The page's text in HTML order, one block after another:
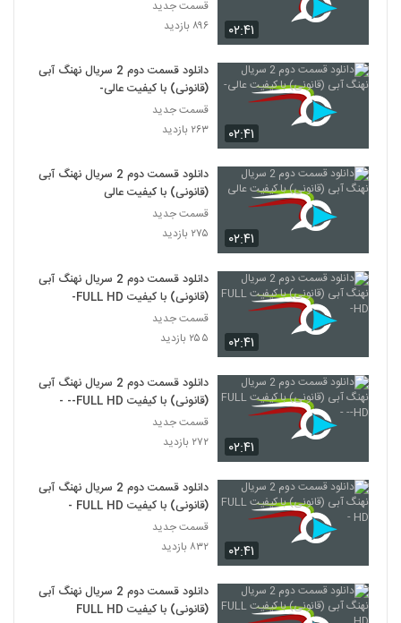
۰۲:۴۱
قسمت جدید
۸۹۶ بازدید
۰۲:۴۱
دانلود قسمت دوم 2 سریال نهنگ آبی
(قانونی) با کیفیت عالی-
قسمت جدید
۲۶۳ بازدید
۰۲:۴۱
دانلود قسمت دوم 2 سریال نهنگ آبی
(قانونی) با کیفیت عالی
قسمت جدید
۲۷۵ بازدید
۰۲:۴۱
دانلود قسمت دوم 2 سریال نهنگ آبی
(قانونی) با کیفیت FULL HD-
قسمت جدید
۲۵۵ بازدید
۰۲:۴۱
دانلود قسمت دوم 2 سریال نهنگ آبی
(قانونی) با کیفیت FULL HD-- -
قسمت جدید
۲۷۲ بازدید
۰۲:۴۱
دانلود قسمت دوم 2 سریال نهنگ آبی
(قانونی) با کیفیت FULL HD -
قسمت جدید
۸۳۲ بازدید
دانلود قسمت دوم 2 سریال نهنگ آبی
(قانونی) با کیفیت FULL HD